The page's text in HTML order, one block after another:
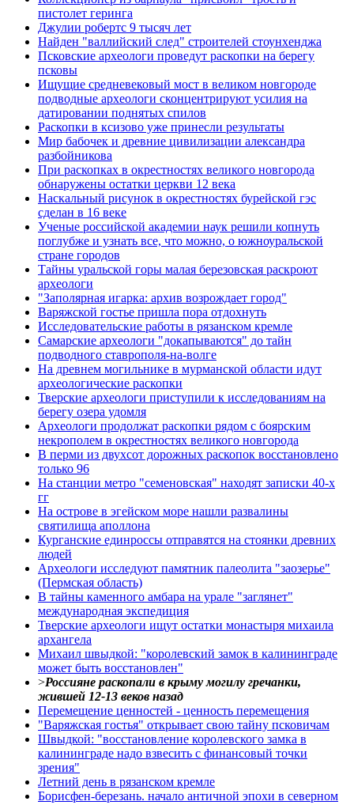
пистолет геринга
Джулии робертс 9 тысяч лет
Найден "валлийский след" строителей стоунхенджа
Псковские археологи проведут раскопки на берегу
псковы
Ищущие средневековый мост в великом новгороде
подводные археологи сконцентрируют усилия на
датировании поднятых спилов
Раскопки в ксизово уже принесли результаты
Мир бабочек и древние цивилизации александра
разбойникова
При раскопках в окрестностях великого новгорода
обнаружены остатки церкви 12 века
Наскальный рисунок в окрестностях бурейской гэс
сделан в 16 веке
Ученые российской академии наук решили копнуть
поглубже и узнать все, что можно, о южноуральской
стране городов
Тайны уральской горы малая березовская раскроют
археологи
"Заполярная игарка: архив возрождает город"
Варяжской гостье пришла пора отдохнуть
Исследовательские работы в рязанском кремле
Самарские археологи "докапываются" до тайн
подводного ставрополя-на-волге
На древнем могильнике в мурманской области идут
археологические раскопки
Тверские археологи приступили к исследованиям на
берегу озера удомля
Археологи продолжат раскопки рядом с боярским
некрополем в окрестностях великого новгорода
В перми из двухсот дорожных раскопок восстановлено
только 96
На станции метро "семеновская" находят записки 40-х
гг
На острове в эгейском море нашли развалины
святилища аполлона
Курганские единроссы отправятся на стоянки древних
людей
Археологи исследуют памятник палеолита "заозерье"
(Пермская область)
В тайны каменного амбара на урале "заглянет"
международная экспедиция
Тверские археологи ищут остатки монастыря михаила
архангела
Михаил швыдкой: "королевский замок в калининграде
может быть восстановлен"
>Россияне раскопали в крыму могилу гречанки,
жившей 12-13 веков назад
Перемещение ценностей - ценность перемещения
"Варяжская гостья" открывает свою тайну псковичам
Швыдкой: "восстановление королевского замка в
калининграде надо взвесить с финансовый точки
зрения"
Летний день в рязанском кремле
Борисфен-березань. начало античной эпохи в северном